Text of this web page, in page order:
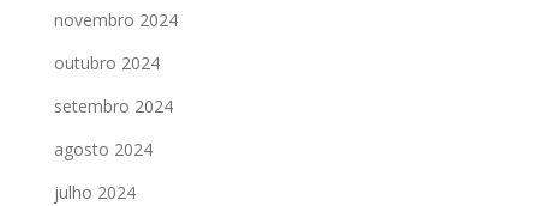
novembro 2024
outubro 2024
setembro 2024
agosto 2024
julho 2024